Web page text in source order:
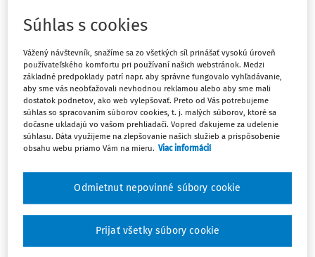
Téma
Filter
Počet vyhľadaných dokumentov:1
Zoradiť podľa
Osobitosti postavenia pacienta ako strany
sporu v civilnom sporovom konaní
Súhlas s cookies
Vážený návštevník, snažíme sa zo všetkých síl prinášať vysokú úroveň
používateľského komfortu pri používaní našich webstránok. Medzi
základné predpoklady patrí napr. aby správne fungovalo vyhľadávanie,
aby sme vás neobťažovali nevhodnou reklamou alebo aby sme mali
dostatok podnetov, ako web vylepšovať. Preto od Vás potrebujeme
súhlas so spracovaním súborov cookies, t. j. malých súborov, ktoré sa
dočasne ukladajú vo vašom prehliadači. Vopred ďakujeme za udelenie
súhlasu. Dáta využijeme na zlepšovanie našich služieb a prispôsobenie
obsahu webu priamo Vám na mieru. Viac informácií
Odmietnut nepovinné súbory cookie
Prijať všetky súbory cookie